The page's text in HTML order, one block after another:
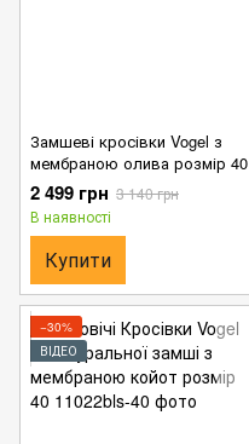
Замшеві кросівки Vogel з
мембраною олива розмір 40
2 499 грн 3 140 грн
В наявності
Купити
−30%
ВІДЕО